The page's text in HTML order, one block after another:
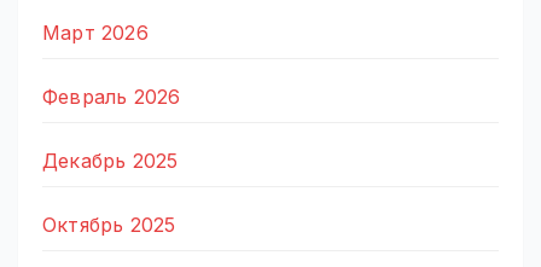
Март 2026
Февраль 2026
Декабрь 2025
Октябрь 2025